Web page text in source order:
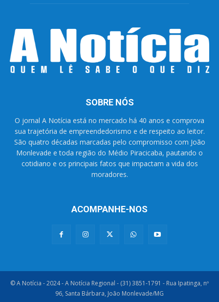
SOBRE NÓS
O jornal A Notícia está no mercado há 40 anos e comprova
sua trajetória de empreendedorismo e de respeito ao leitor.
São quatro décadas marcadas pelo compromisso com João
Monlevade e toda região do Médio Piracicaba, pautando o
cotidiano e os principais fatos que impactam a vida dos
moradores.
ACOMPANHE-NOS
© A Notícia - 2024 - A Notícia Regional - (31) 3851-1791 - Rua Ipatinga, nº
96, Santa Bárbara, João Monlevade/MG